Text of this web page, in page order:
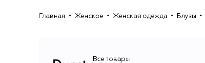
Главная Женское Женская одежда Блузы
Все товары